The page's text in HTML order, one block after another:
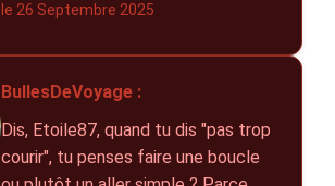
le 26 Septembre 2025
BullesDeVoyage :
Dis, Etoile87, quand tu dis "pas trop
courir", tu penses faire une boucle